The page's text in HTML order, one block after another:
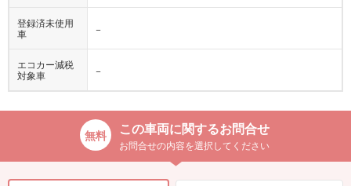
登録済未使用
車
−
エコカー減税
対象車
−
この車両に関するお問合せ
お問合せの内容を選択してください